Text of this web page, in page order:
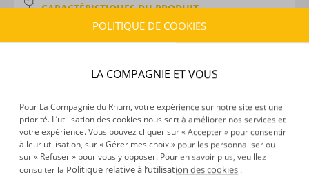
CARACTÉRISTIQUES DU PRODUIT
Rhum agricole,Rhum traditionnel
Provenance :Marie-Galante
Environnement de vieillissement : Tropical
Degré :45°
Médailles :Or 2025 Spirits Selection by Concours
Mondial de Bruxelles
POLITIQUE DE COOKIES
LA COMPAGNIE ET VOUS
Pour La Compagnie du Rhum, votre expérience sur notre site est une
priorité. L’utilisation des cookies nous sert à améliorer nos services et
votre expérience. Vous pouvez cliquer sur « Accepter » pour consentir
à leur utilisation, sur « Gérer mes choix » pour les personnaliser ou
sur « Refuser » pour vous y opposer. Pour en savoir plus, veuillez
consulter la Politique relative à l’utilisation des cookies .